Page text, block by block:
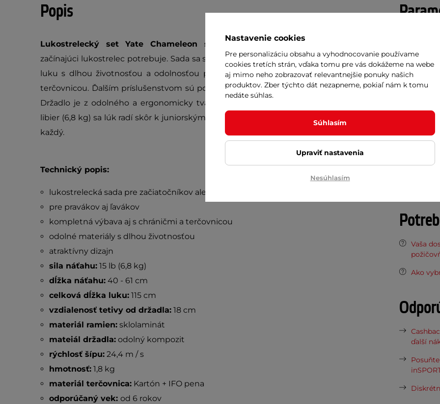
Popis
Lukostrelecký set Yate Chameleon s príslušenstvomobsahuje všetko, čo
začínajúci lukostrelec potrebuje. Sada sa skladá predovšetkým zo sklolaminátového
luku s dlhou životnosťou a odolnosťou proti zlomeniu, dvoch šípov s puzdrom a
terčovnicou. Ďalším príslušenstvom sú potom chránič na ruku, základka a mieridlo.
Držadlo je z odolného a ergonomicky tvarovaného kompozitu. So silou náťahu 15
libier (6,8 kg) sa lúk radí skôr k juniorským lukom, ale naučiť strieľať sa s ním dokáže
každý.
Technický popis:
lukostrelecká sada pre začiatočníkov alebo juniorov
pre pravákov aj ľavákov
kompletná výbava aj s chráničmi a terčovnicou
odolné materiály s dlhou životnosťou
atraktívny dizajn
sila náťahu:15 lb (6,8 kg)
dĺžka náťahu:40 - 61 cm
celková dĺžka luku:115 cm
vzdialenosť tetivy od držadla:18 cm
materiál ramien:sklolaminát
mateiál držadla:odolný kompozit
rýchlosť šípu:24,4 m / s
hmotnosť:1,8 kg
materiál terčovnica:Kartón + IFO pena
odporúčaný vek: od 6 rokov
Hmotnosť
Ruka
Dĺžka
Sila
Materiál
Vaša
Ako
ďalší
Nastavenie cookies
Pre personalizáciu obsahu a vyhodnocovanie používame
cookies tretích strán, vďaka tomu pre vás dokážeme na webe
aj mimo neho zobrazovať relevantnejšie ponuky našich
produktov. Zber týchto dát nezapneme, pokiaľ nám k tomu
nedáte súhlas.
Súhlasím
Upraviť nastavenia
Nesúhlasím